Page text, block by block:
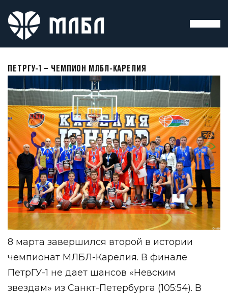
ПЕТРГУ-1 – ЧЕМПИОН МЛБЛ-КАРЕЛИЯ
8 марта завершился второй в истории
чемпионат МЛБЛ-Карелия. В финале
ПетрГУ-1 не дает шансов «Невским
звездам» из Санкт-Петербурга (105:54). В